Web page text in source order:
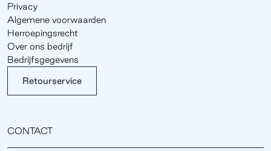
Privacy
Algemene voorwaarden
Herroepingsrecht
Over ons bedrijf
Bedrijfsgegevens
Retourservice
CONTACT